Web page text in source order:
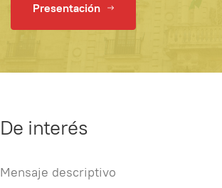
Presentación
De interés
Mensaje descriptivo